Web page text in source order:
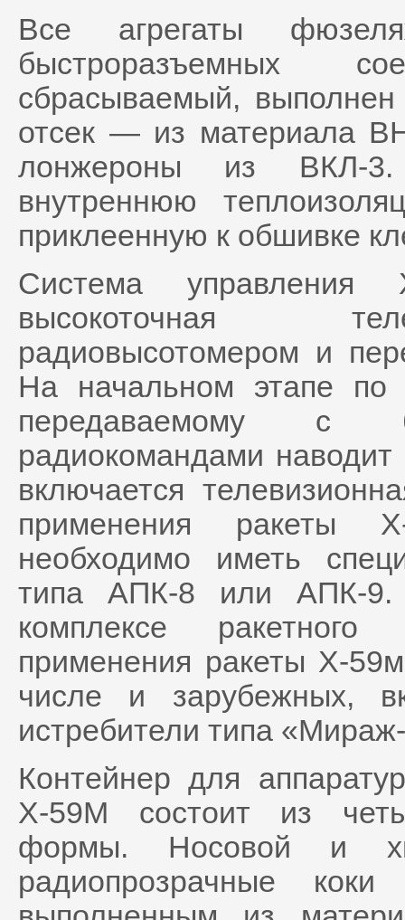
Все агрегаты
быстроразъемных
сбрасываемый,
отсек — из материала
лонжероны из ВКЛ-
внутреннюю
приклеенную к обшивке
Система управления
высокоточная
радиовысотомером и
На начальном этапе по
передаваемому с
радиокомандами
включается
применения ракеты
необходимо иметь
типа АПК-8 или АПК-9.
комплексе
применения ракеты Х-
числе и зарубежных,
истребители типа
Контейнер для
Х-59М состоит из
формы. Носовой и
радиопрозрачные